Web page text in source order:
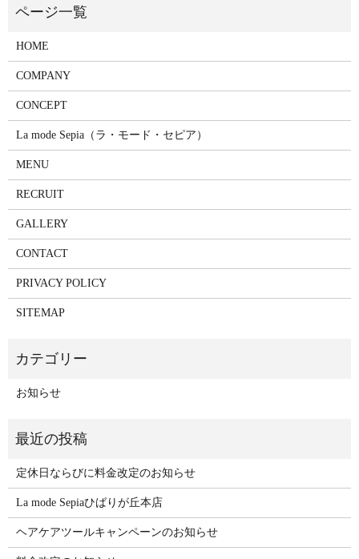
HOME
COMPANY
CONCEPT
La mode Sepia（ラ・モード・セピア）
MENU
RECRUIT
GALLERY
CONTACT
PRIVACY POLICY
SITEMAP
お知らせ
定休日ならびに料金改定のお知らせ
La mode Sepiaひばりが丘本店
ヘアケアツールキャンペーンのお知らせ